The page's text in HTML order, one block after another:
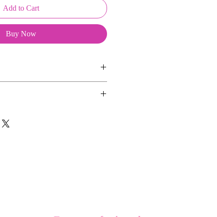
Add to Cart
Buy Now
du frottement et de l'eau, et
d'une déco et de deux aimants.